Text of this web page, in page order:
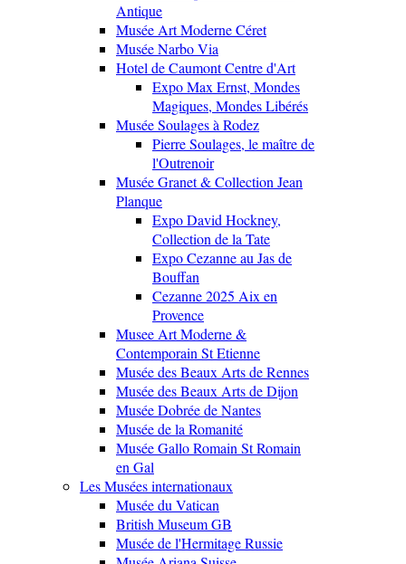
Antique
Musée Art Moderne Céret
Musée Narbo Via
Hotel de Caumont Centre d'Art
Expo Max Ernst, Mondes
Magiques, Mondes Libérés
Musée Soulages à Rodez
Pierre Soulages, le maître de
l'Outrenoir
Musée Granet & Collection Jean
Planque
Expo David Hockney,
Collection de la Tate
Expo Cezanne au Jas de
Bouffan
Cezanne 2025 Aix en
Provence
Musee Art Moderne &
Contemporain St Etienne
Musée des Beaux Arts de Rennes
Musée des Beaux Arts de Dijon
Musée Dobrée de Nantes
Musée de la Romanité
Musée Gallo Romain St Romain
en Gal
Les Musées internationaux
Musée du Vatican
British Museum GB
Musée de l'Hermitage Russie